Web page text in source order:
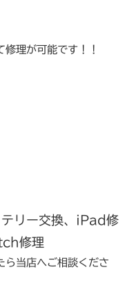
理が可能です！！
リー交換、iPad修
修理
ら当店へご相談くださ